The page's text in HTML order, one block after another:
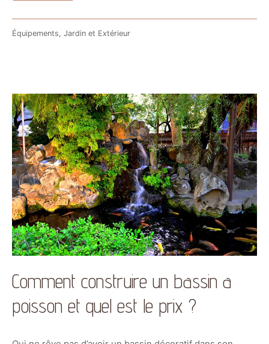
Équipements, Jardin et Extérieur
Comment construire un bassin a
poisson et quel est le prix ?